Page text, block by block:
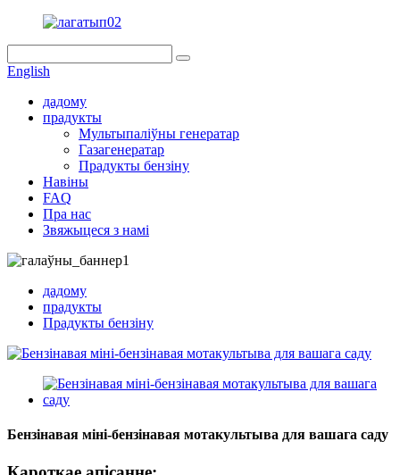
English
дадому
прадукты
Мультыпаліўны генератар
Газагенератар
Прадукты бензіну
Навіны
FAQ
Пра нас
Звяжыцеся з намі
дадому
прадукты
Прадукты бензіну
Бензінавая міні-бензінавая мотакультыва для вашага саду